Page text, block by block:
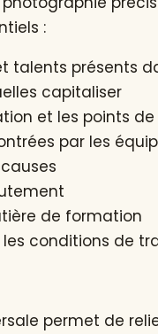
:
talents présents
capitaliser
et les points
par les
de formation
conditions de
permet de